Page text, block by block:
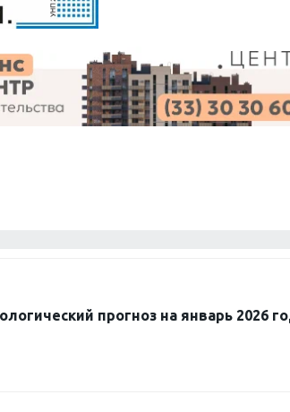
прогноз на январь 2026